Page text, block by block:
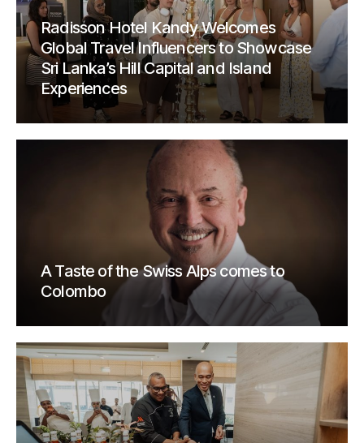
Radisson Hotel Kandy Welcomes
Global Travel Influencers to Showcase
Sri Lanka’s Hill Capital and Island
Experiences
A Taste of the Swiss Alps comes to
Colombo